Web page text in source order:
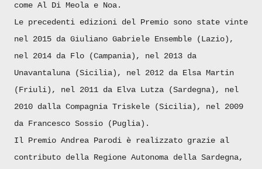
come Al Di Meola e Noa.
Le precedenti edizioni del Premio sono state vinte
nel 2015 da Giuliano Gabriele Ensemble (Lazio),
nel 2014 da Flo (Campania), nel 2013 da
Unavantaluna (Sicilia), nel 2012 da Elsa Martin
(Friuli), nel 2011 da Elva Lutza (Sardegna), nel
2010 dalla Compagnia Triskele (Sicilia), nel 2009
da Francesco Sossio (Puglia).
Il Premio Andrea Parodi è realizzato grazie al
contributo della Regione Autonoma della Sardegna,